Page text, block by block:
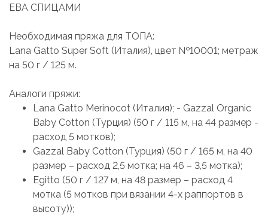
ЕВА СПИЦАМИ
Необходимая пряжа для ТОПА:
Lana Gatto Super Soft (Италия), цвет №10001; метраж
на 50 г / 125 м.
Аналоги пряжи:
Lana Gatto Merinocot (Италия); - Gazzal Organic
Baby Cotton (Турция) (50 г / 115 м, на 44 размер -
расход 5 мотков);
Gazzal Baby Cotton (Турция) (50 г / 165 м, на 40
размер – расход 2,5 мотка; на 46 – 3,5 мотка);
Egitto (50 г / 127 м, на 48 размер – расход 4
мотка (5 мотков при вязании 4-х раппортов в
высоту));